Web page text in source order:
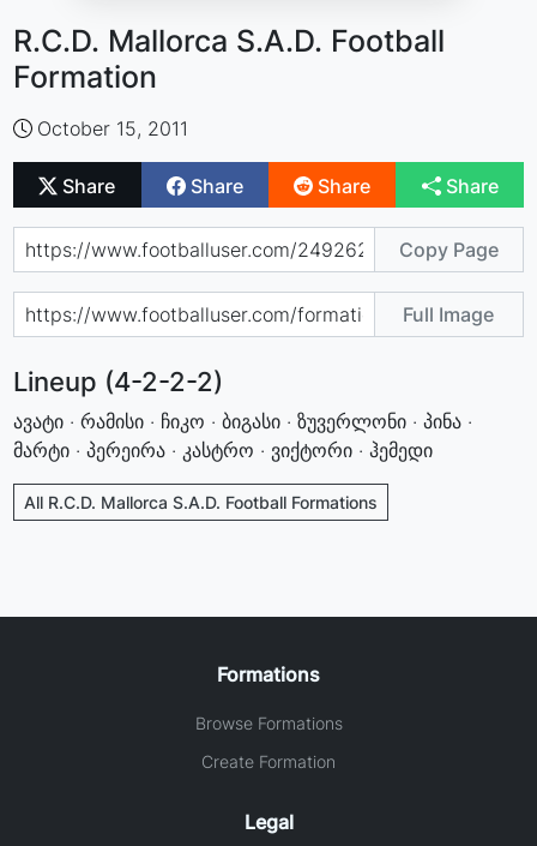
R.C.D. Mallorca S.A.D. Football
Formation
October 15, 2011
Share Share Share Share
Copy Page
Full Image
Lineup (4-2-2-2)
ავატი · რამისი · ჩიკო · ბიგასი · ზუვერლონი · პინა ·
მარტი · პერეირა · კასტრო · ვიქტორი · ჰემედი
All R.C.D. Mallorca S.A.D. Football Formations
Formations
Browse Formations
Create Formation
Legal